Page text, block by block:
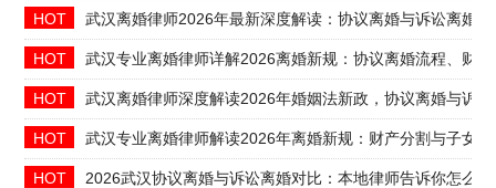
HOT 武汉离婚律师2026年最新深度解读：协议离婚与诉讼离婚
HOT 武汉专业离婚律师详解2026离婚新规：协议离婚流程、财
HOT 武汉离婚律师深度解读2026年婚姻法新政，协议离婚与诉
HOT 武汉专业离婚律师解读2026年离婚新规：财产分割与子女
HOT 2026武汉协议离婚与诉讼离婚对比：本地律师告诉你怎么